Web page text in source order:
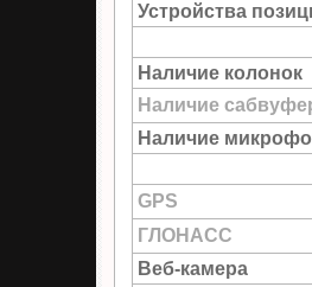
Устройства
Наличие колонок
Наличие
Наличие
GPS
ГЛОНАСС
Веб-камера